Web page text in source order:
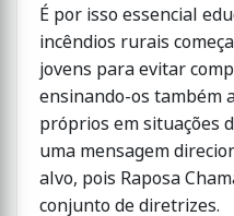
É por isso essencial
incêndios rurais
jovens para evitar
ensinando-os também
próprios em situações
uma mensagem
alvo, pois Raposa
conjunto de diretrizes.